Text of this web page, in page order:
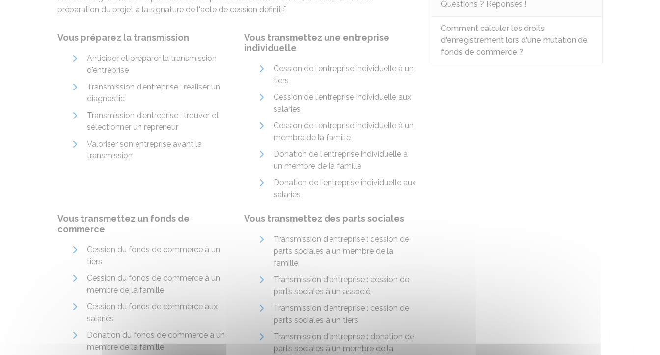
préparation du projet à la signature de l'acte de cession définitif.
Vous préparez la transmission
Anticiper et préparer la transmission
d'entreprise
Transmission d'entreprise : réaliser un
diagnostic
Transmission d'entreprise : trouver et
sélectionner un repreneur
Valoriser son entreprise avant la
transmission
Vous transmettez une entreprise
individuelle
Cession de l'entreprise individuelle à un
tiers
Cession de l'entreprise individuelle aux
salariés
Cession de l'entreprise individuelle à un
membre de la famille
Donation de l'entreprise individuelle à
un membre de la famille
Donation de l'entreprise individuelle aux
salariés
Vous transmettez un fonds de
commerce
Cession du fonds de commerce à un
tiers
Cession du fonds de commerce à un
membre de la famille
Cession du fonds de commerce aux
salariés
Donation du fonds de commerce à un
membre de la famille
Vous transmettez des parts sociales
Transmission d'entreprise : cession de
parts sociales à un membre de la
famille
Transmission d'entreprise : cession de
parts sociales à un associé
Transmission d'entreprise : cession de
parts sociales à un tiers
Transmission d'entreprise : donation de
parts sociales à un membre de la
Questions ? Réponses !
Comment calculer les droits
d'enregistrement lors d'une mutation de
fonds de commerce ?